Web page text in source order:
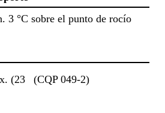
3 °C sobre el punto de rocío
(23
(CQP 049-2)